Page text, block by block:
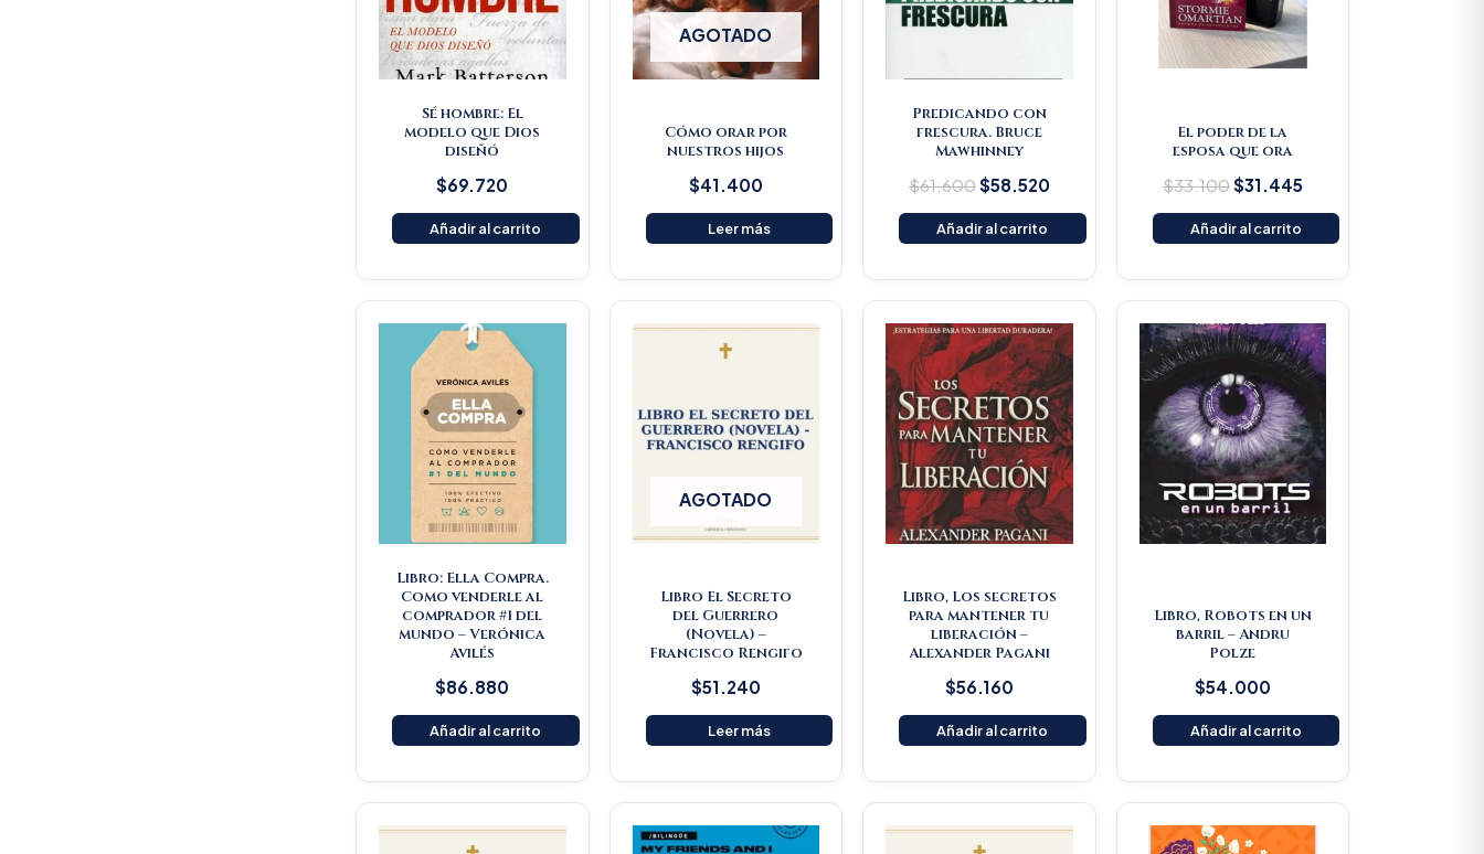
Sé hombre: El
modelo que Dios
diseñó
$69.720
Añadir al carrito
AGOTADO
Cómo orar por
nuestros hijos
$41.400
Leer más
Predicando con
frescura. Bruce
Mawhinney
$61.600$58.520
Añadir al carrito
El poder de la
esposa que ora
$33.100$31.445
Añadir al carrito
Libro: Ella Compra.
Como venderle al
comprador #1 del
mundo – Verónica
Avilés
$86.880
Añadir al carrito
AGOTADO
Libro El Secreto
del Guerrero
(Novela) –
Francisco Rengifo
$51.240
Leer más
Libro, Los secretos
para mantener tu
liberación –
Alexander Pagani
$56.160
Añadir al carrito
Libro, Robots en un
barril – Andru
Polze
$54.000
Añadir al carrito